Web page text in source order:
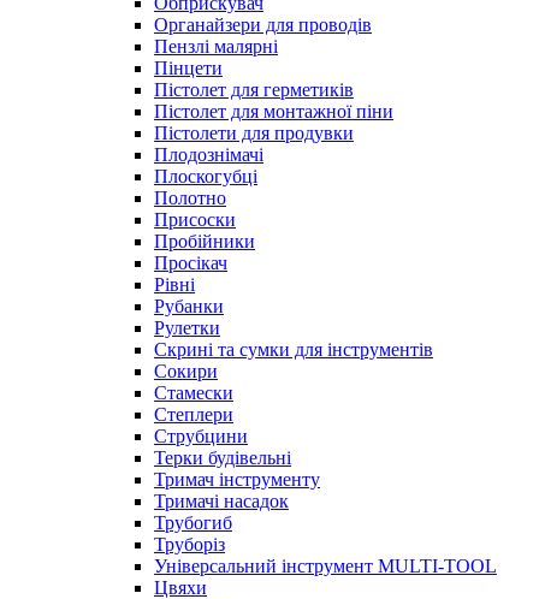
Органайзери для проводів
Пензлі малярні
Пінцети
Пістолет для герметиків
Пістолет для монтажної піни
Пістолети для продувки
Плодознімачі
Плоскогубці
Полотно
Присоски
Пробійники
Просікач
Рівні
Рубанки
Рулетки
Скрині та сумки для інструментів
Сокири
Стамески
Степлери
Струбцини
Терки будівельні
Тримач інструменту
Тримачі насадок
Трубогиб
Труборіз
Універсальний інструмент MULTI-TOOL
Цвяхи